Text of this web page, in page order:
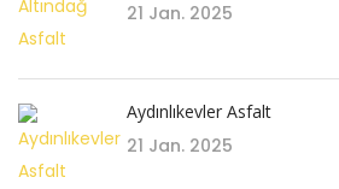
21 Jan. 2025
Aydınlıkevler Asfalt
21 Jan. 2025